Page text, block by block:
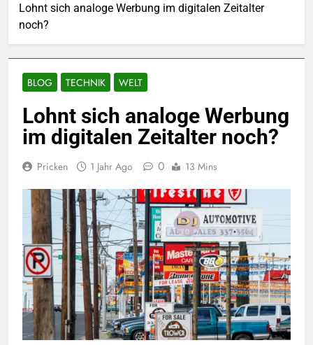
Lohnt sich analoge Werbung im digitalen Zeitalter
noch?
BLOG TECHNIK WELT
Lohnt sich analoge Werbung
im digitalen Zeitalter noch?
Pricken 1 Jahr Ago 0 13 Mins